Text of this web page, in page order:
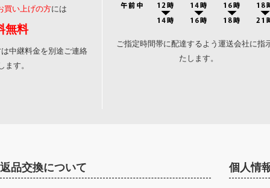
買い上げの方には
無料
中継料金を別途ご連絡
ます。
ご指定時間帯に配達するよう運送会社に指
たします。
返品交換について 個人情